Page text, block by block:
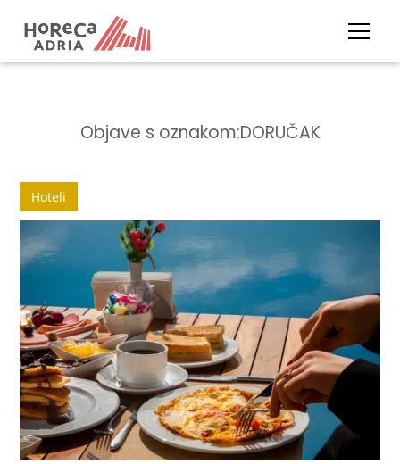
Objave s oznakom:DORUČAK
Hoteli